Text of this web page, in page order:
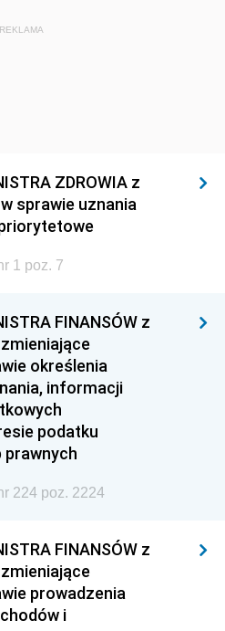
REKLAMA
ZDROWIA z
sprawie uznania
1 poz. 7
FINANSÓW z
określenia
informacji
podatku
224 poz. 2224
FINANSÓW z
prowadzenia
i